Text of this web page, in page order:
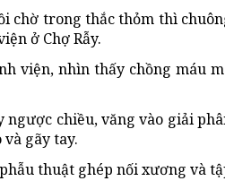
chờ trong thắc thỏm thì
ở Chợ Rẫy.
viện, nhìn thấy chồng máu
chiều, văng vào giải
gãy tay.
thuật ghép nối xương và